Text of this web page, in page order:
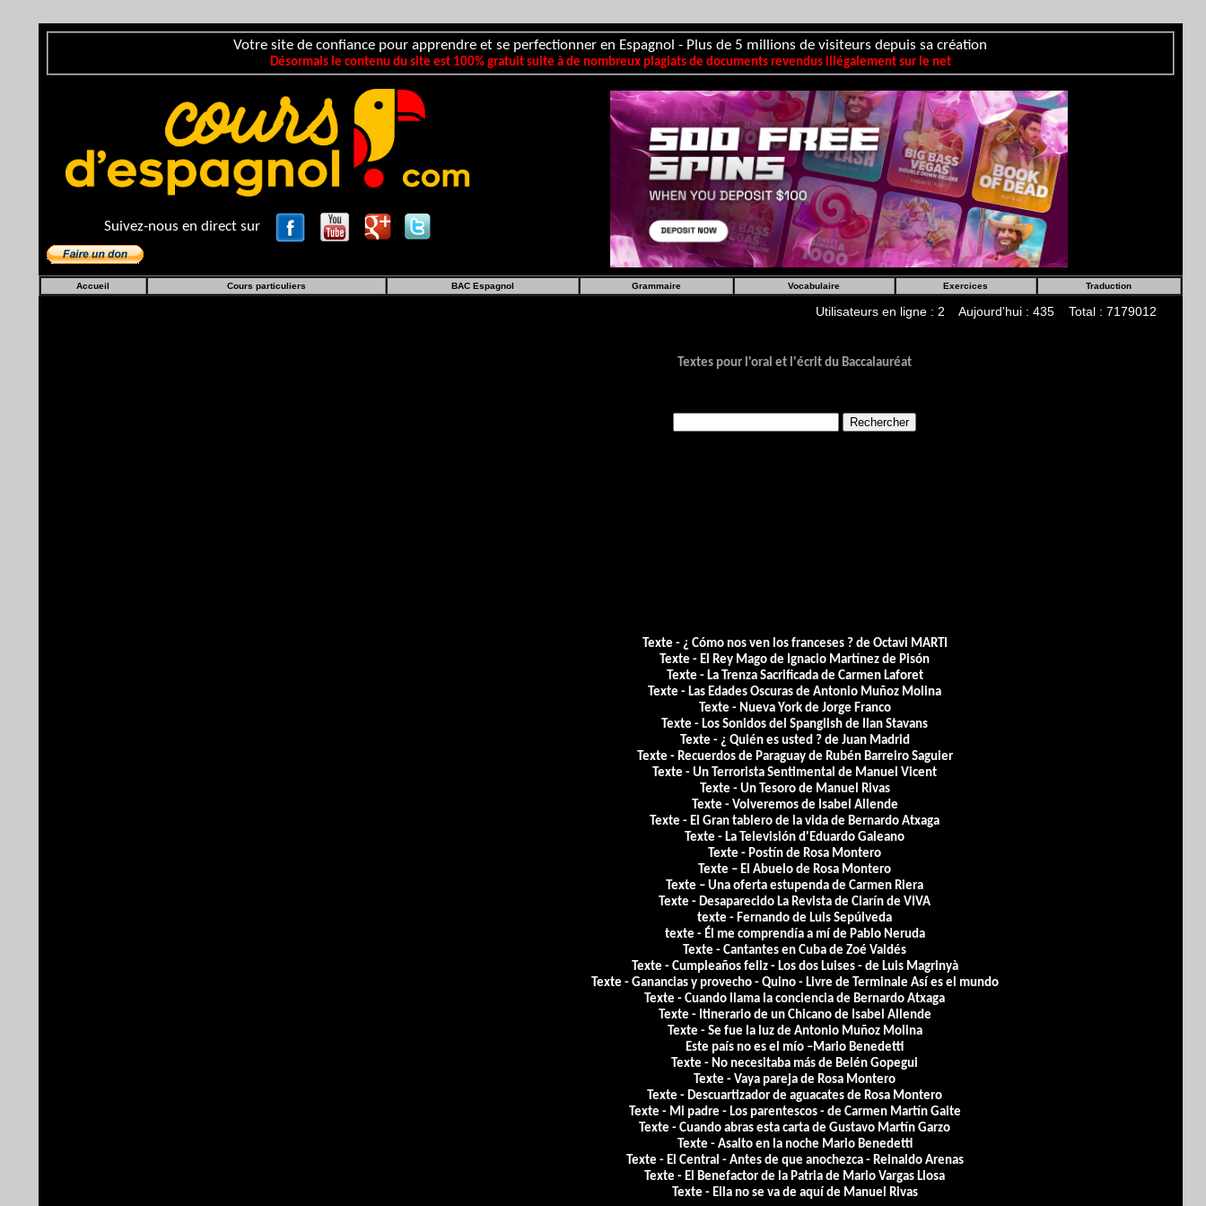
Votre site de confiance pour apprendre et se perfectionner en Espagnol - Plus de 5 millions de visiteurs depuis sa création
Désormais le contenu du site est 100% gratuit suite à de nombreux plagiats de documents revendus illégalement sur le net
Suivez-nous en direct sur
Accueil Cours particuliers BAC Espagnol Grammaire Vocabulaire Exercices Traduction
Utilisateurs en ligne : 2 Aujourd'hui : 435 Total : 7179012
Textes pour l'oral et l'écrit du Baccalauréat
Texte - ¿ Cómo nos ven los franceses ? de Octavi MARTI
Texte - El Rey Mago de Ignacio Martínez de Pisón
Texte - La Trenza Sacrificada de Carmen Laforet
Texte - Las Edades Oscuras de Antonio Muñoz Molina
Texte - Nueva York de Jorge Franco
Texte - Los Sonidos del Spanglish de Ilan Stavans
Texte - ¿ Quién es usted ? de Juan Madrid
Texte - Recuerdos de Paraguay de Rubén Barreiro Saguier
Texte - Un Terrorista Sentimental de Manuel Vicent
Texte - Un Tesoro de Manuel Rivas
Texte - Volveremos de Isabel Allende
Texte - El Gran tablero de la vida de Bernardo Atxaga
Texte - La Televisión d'Eduardo Galeano
Texte - Postín de Rosa Montero
Texte – El Abuelo de Rosa Montero
Texte – Una oferta estupenda de Carmen Riera
Texte - Desaparecido La Revista de Clarín de VIVA
texte - Fernando de Luis Sepúlveda
texte - Él me comprendía a mí de Pablo Neruda
Texte - Cantantes en Cuba de Zoé Valdés
Texte - Cumpleaños feliz - Los dos Luises - de Luis Magrinyà
Texte - Ganancias y provecho - Quino - Livre de Terminale Así es el mundo
Texte - Cuando llama la conciencia de Bernardo Atxaga
Texte - Itinerario de un Chicano de Isabel Allende
Texte - Se fue la luz de Antonio Muñoz Molina
Este país no es el mío –Mario Benedetti
Texte - No necesitaba más de Belén Gopegui
Texte - Vaya pareja de Rosa Montero
Texte - Descuartizador de aguacates de Rosa Montero
Texte - Mi padre - Los parentescos - de Carmen Martín Gaite
Texte - Cuando abras esta carta de Gustavo Martín Garzo
Texte - Asalto en la noche Mario Benedetti
Texte - El Central - Antes de que anochezca - Reinaldo Arenas
Texte - El Benefactor de la Patria de Mario Vargas Llosa
Texte - Ella no se va de aquí de Manuel Rivas